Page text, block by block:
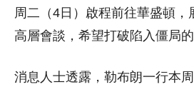
周二（4日）啟程前往華盛頓，
高層會談，希望打破陷入僵局的
消息人士透露，勒布朗一行本